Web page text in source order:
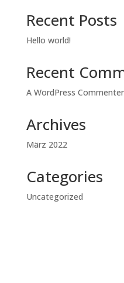
Recent Posts
Hello world!
Recent
A WordPress Commenter
Archives
März 2022
Categories
Uncategorized